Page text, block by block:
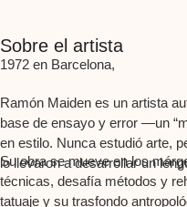
Sobre el artista
1972 en Barcelona, ​​
Ramón Maiden es un artista
base de ensayo y error —un
en estilo. Nunca estudió arte,
lo llevaron a desarrollar un
Su obra se mueve en los
técnicas, desafía métodos y
tatuaje y su trasfondo